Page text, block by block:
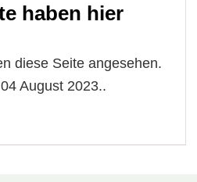
haben hier
diese Seite angesehen.
August 2023..